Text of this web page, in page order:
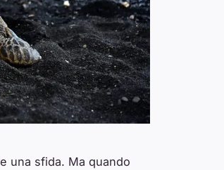
una sfida. Ma quando